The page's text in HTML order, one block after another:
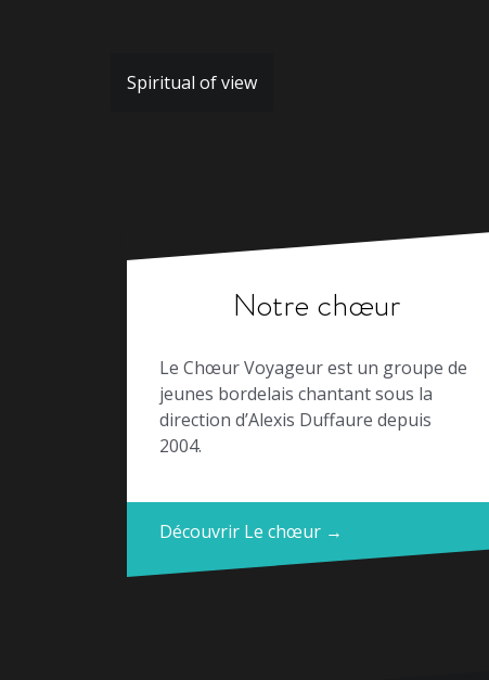
Navigation
de
Spiritual of view
Notre chœur
Le Chœur Voyageur est un groupe de
jeunes bordelais chantant sous la
direction d’Alexis Duffaure depuis
2004.
Découvrir Le chœur →